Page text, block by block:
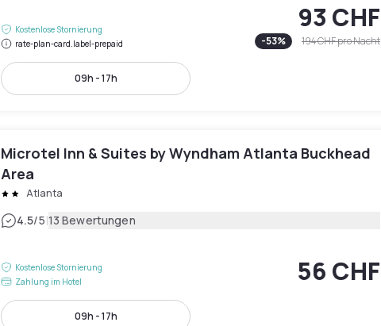
Kostenlose Stornierung
rate-plan-card.label-prepaid
93 CHF
-53% 194 CHFpro Nacht
09h - 17h
Microtel Inn & Suites by Wyndham Atlanta Buckhead
Area
Atlanta
4.5/5|13 Bewertungen
Kostenlose Stornierung
Zahlung im Hotel
56 CHF
09h - 17h